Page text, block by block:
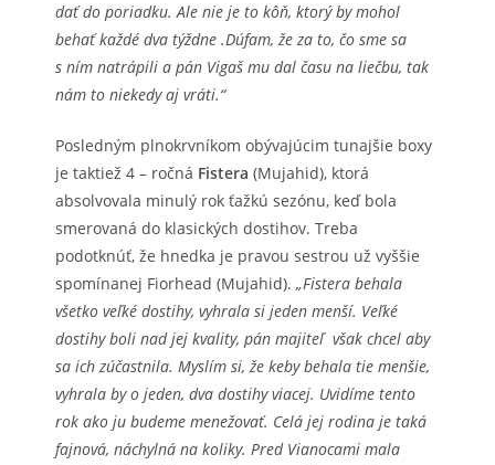
dať do poriadku. Ale nie je to kôň, ktorý by mohol
behať každé dva týždne .Dúfam, že za to, čo sme sa
s ním natrápili a pán Vigaš mu dal času na liečbu, tak
nám to niekedy aj vráti.“
Posledným plnokrvníkom obývajúcim tunajšie boxy
je taktiež 4 – ročná Fistera (Mujahid), ktorá
absolvovala minulý rok ťažkú sezónu, keď bola
smerovaná do klasických dostihov. Treba
podotknúť, že hnedka je pravou sestrou už vyššie
spomínanej Fiorhead (Mujahid). „Fistera behala
všetko veľké dostihy, vyhrala si jeden menší. Veľké
dostihy boli nad jej kvality, pán majiteľ však chcel aby
sa ich zúčastnila. Myslím si, že keby behala tie menšie,
vyhrala by o jeden, dva dostihy viacej. Uvidíme tento
rok ako ju budeme menežovať. Celá jej rodina je taká
fajnová, náchylná na koliky. Pred Vianocami mala